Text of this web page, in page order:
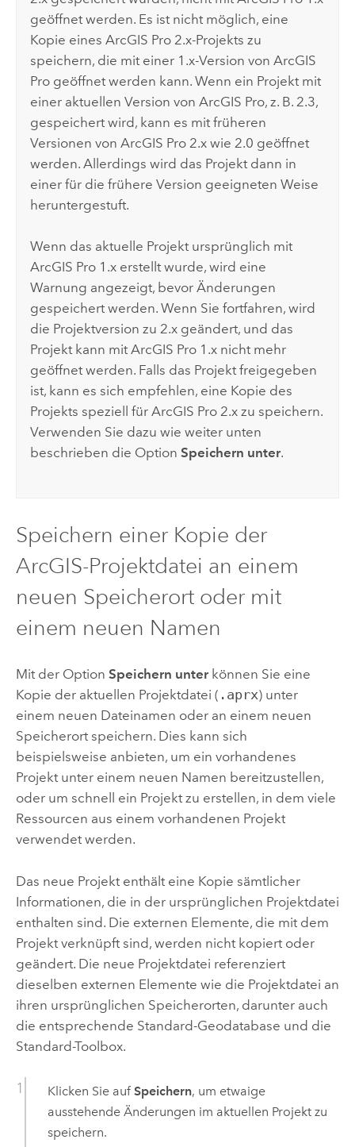
geöffnet werden. Es ist nicht möglich, eine
Kopie einesArcGIS Pro 2.x-Projekts zu
speichern, die mit einer 1.x-Version vonArcGIS
Pro geöffnet werden kann. Wenn ein Projekt mit
einer aktuellen Version vonArcGIS Pro, z. B. 2.3,
gespeichert wird, kann es mit früheren
Versionen vonArcGIS Pro 2.x wie 2.0 geöffnet
werden. Allerdings wird das Projekt dann in
einer für die frühere Version geeigneten Weise
heruntergestuft.
Wenn das aktuelle Projekt ursprünglich mit
ArcGIS Pro 1.x erstellt wurde, wird eine
Warnung angezeigt, bevor Änderungen
gespeichert werden. Wenn Sie fortfahren, wird
die Projektversion zu 2.x geändert, und das
Projekt kann mitArcGIS Pro 1.x nicht mehr
geöffnet werden. Falls das Projekt freigegeben
ist, kann es sich empfehlen, eine Kopie des
Projekts speziell fürArcGIS Pro 2.x zu speichern.
Verwenden Sie dazu wie weiter unten
beschrieben die OptionSpeichern unter.
Speichern einer Kopie der
ArcGIS-Projektdatei an einem
neuen Speicherort oder mit
einem neuen Namen
Mit der Option Speichern unterkönnen Sie eine
Kopie der aktuellen Projektdatei ( .aprx) unter
einem neuen Dateinamen oder an einem neuen
Speicherort speichern. Dies kann sich
beispielsweise anbieten, um ein vorhandenes
Projekt unter einem neuen Namen bereitzustellen,
oder um schnell ein Projekt zu erstellen, in dem viele
Ressourcen aus einem vorhandenen Projekt
verwendet werden.
Das neue Projekt enthält eine Kopie sämtlicher
Informationen, die in der ursprünglichen Projektdatei
enthalten sind. Die externen Elemente, die mit dem
Projekt verknüpft sind, werden nicht kopiert oder
geändert. Die neue Projektdatei referenziert
dieselben externen Elemente wie die Projektdatei an
ihren ursprünglichen Speicherorten, darunter auch
die entsprechende Standard-Geodatabase und die
Standard-Toolbox.
Klicken Sie auf Speichern, um etwaige
ausstehende Änderungen im aktuellen Projekt zu
speichern.